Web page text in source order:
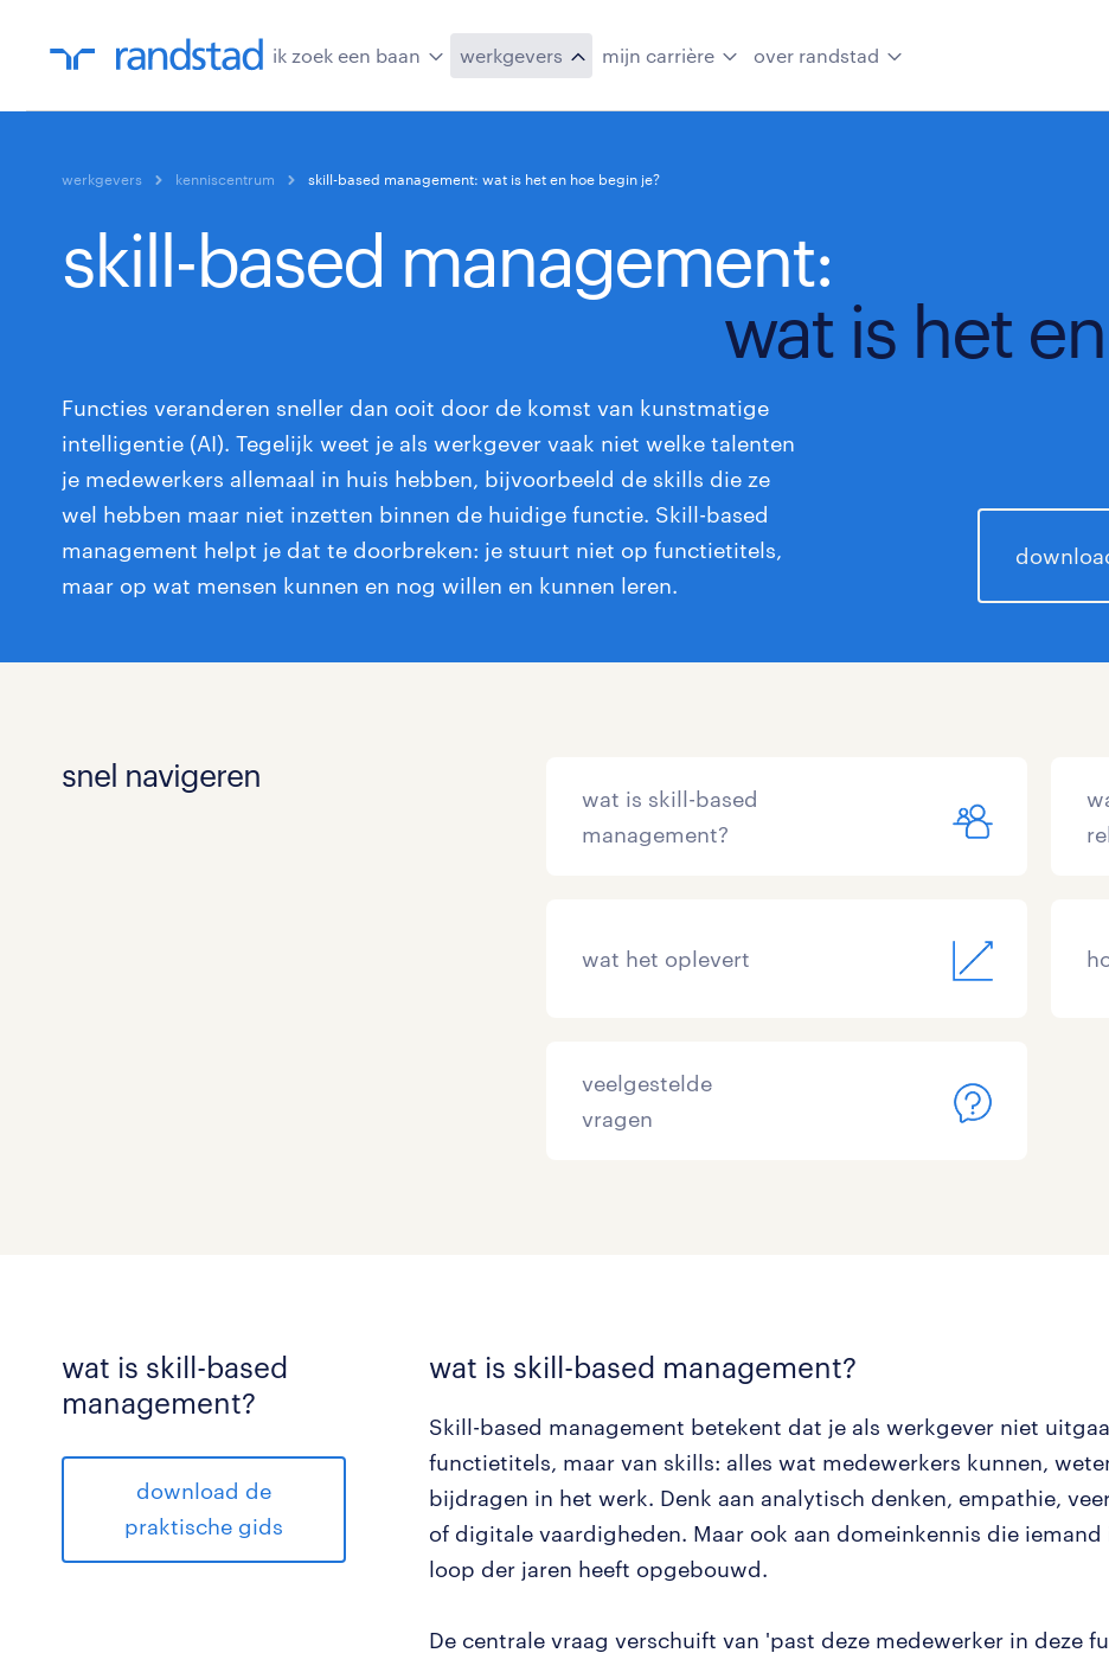
ik zoek een baan werkgevers mijn carrière over randstad
werkgevers kenniscentrum skill-based management: wat is het en hoe begin je?
skill-based management:
wat is het
Functies veranderen sneller dan ooit door de komst van kunstmatige
intelligentie (AI). Tegelijk weet je als werkgever vaak niet welke talenten
je medewerkers allemaal in huis hebben, bijvoorbeeld de skills die ze
wel hebben maar niet inzetten binnen de huidige functie. Skill-based
management helpt je dat te doorbreken: je stuurt niet op functietitels,
maar op wat mensen kunnen en nog willen en kunnen leren.
snel navigeren
wat is skill-based
management?
wat het oplevert
veelgestelde
vragen
wat is skill-based
management?
download de
praktische gids
wat is skill-based management?
Skill-based management betekent dat je als werkgever niet
functietitels, maar van skills: alles wat medewerkers kunnen,
bijdragen in het werk. Denk aan analytisch denken, empathie,
of digitale vaardigheden. Maar ook aan domeinkennis die iemand
loop der jaren heeft opgebouwd.
De centrale vraag verschuift van 'past deze medewerker in deze